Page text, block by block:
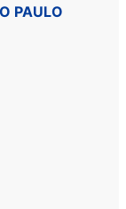
PAULO